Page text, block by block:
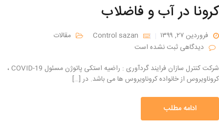
کرونا در آب و فاضلاب
فروردین ۲۷, ۱۳۹۹ Control sazan
مقالات
دیدگاهی ثبت نشده است
شرکت کنترل سازان فرایند گردآوری : راضیه استکی پاتوژن مسئول COVID-19 ،
کروناویروس از خانواده کروناویروس ها می باشد. در […]
ادامه مطلب